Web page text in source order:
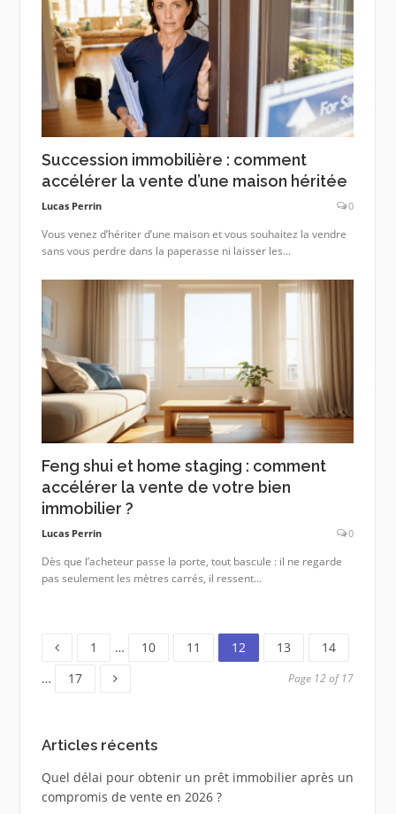
Succession immobilière : comment
accélérer la vente d’une maison héritée
Lucas Perrin 0
Vous venez d’hériter d’une maison et vous souhaitez la vendre
sans vous perdre dans la paperasse ni laisser les...
Feng shui et home staging : comment
accélérer la vente de votre bien
immobilier ?
Lucas Perrin 0
Dès que l’acheteur passe la porte, tout bascule : il ne regarde
pas seulement les mètres carrés, il ressent...
Page
1 … Page
10 Page
11 Page
12 Page
13 Page
14
…
Page
17 Page 12 of 17
Articles récents
Quel délai pour obtenir un prêt immobilier après un
compromis de vente en 2026 ?